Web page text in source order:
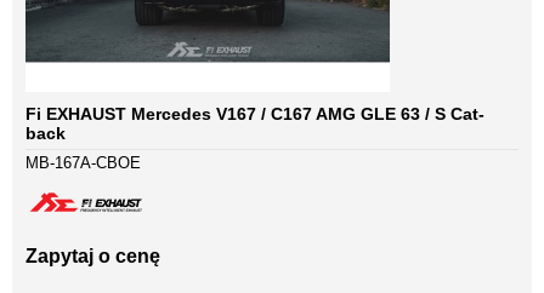
Fi EXHAUST Mercedes V167 / C167 AMG GLE 63 / S Cat-
back
MB-167A-CBOE
Zapytaj o cenę